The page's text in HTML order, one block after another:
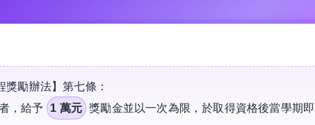
勵辦法】第七條：
，給予
1 萬元 獎勵金並以一次為限，於取得資格後當學期